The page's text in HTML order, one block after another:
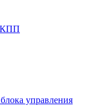
управления